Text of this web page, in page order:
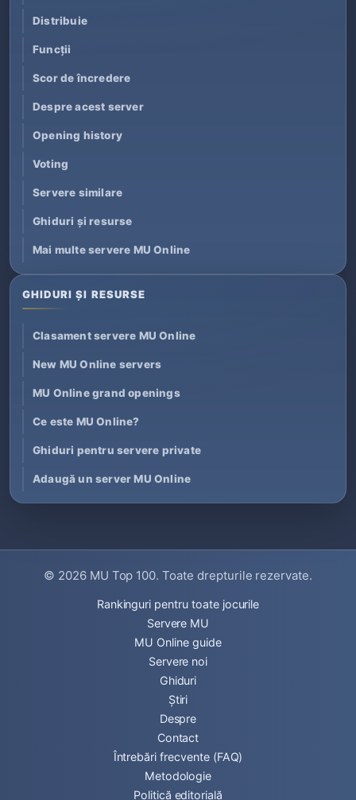
Distribuie
Funcții
Scor de încredere
Despre acest server
Opening history
Voting
Servere similare
Ghiduri și resurse
Mai multe servere MU Online
GHIDURI ȘI RESURSE
Clasament servere MU Online
New MU Online servers
MU Online grand openings
Ce este MU Online?
Ghiduri pentru servere private
Adaugă un server MU Online
© 2026 MU Top 100. Toate drepturile rezervate.
Rankinguri pentru toate jocurile
Servere MU
MU Online guide
Servere noi
Ghiduri
Știri
Despre
Contact
Întrebări frecvente (FAQ)
Metodologie
Politică editorială